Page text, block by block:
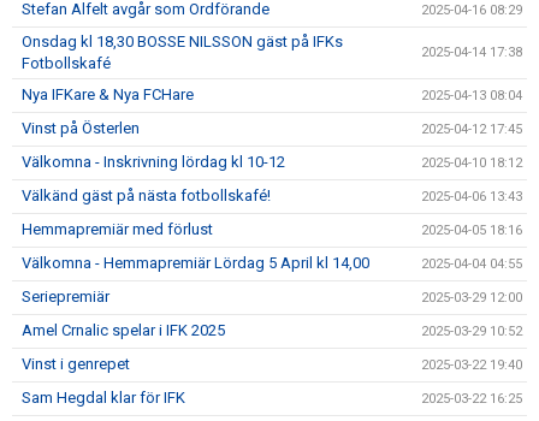
Stefan Alfelt avgår som Ordförande 2025-04-16 08:29
Onsdag kl 18,30 BOSSE NILSSON gäst på IFKs
Fotbollskafé
2025-04-14 17:38
Nya IFKare & Nya FCHare 2025-04-13 08:04
Vinst på Österlen 2025-04-12 17:45
Välkomna - Inskrivning lördag kl 10-12 2025-04-10 18:12
Välkänd gäst på nästa fotbollskafé! 2025-04-06 13:43
Hemmapremiär med förlust 2025-04-05 18:16
Välkomna - Hemmapremiär Lördag 5 April kl 14,00 2025-04-04 04:55
Seriepremiär 2025-03-29 12:00
Amel Crnalic spelar i IFK 2025 2025-03-29 10:52
Vinst i genrepet 2025-03-22 19:40
Sam Hegdal klar för IFK 2025-03-22 16:25